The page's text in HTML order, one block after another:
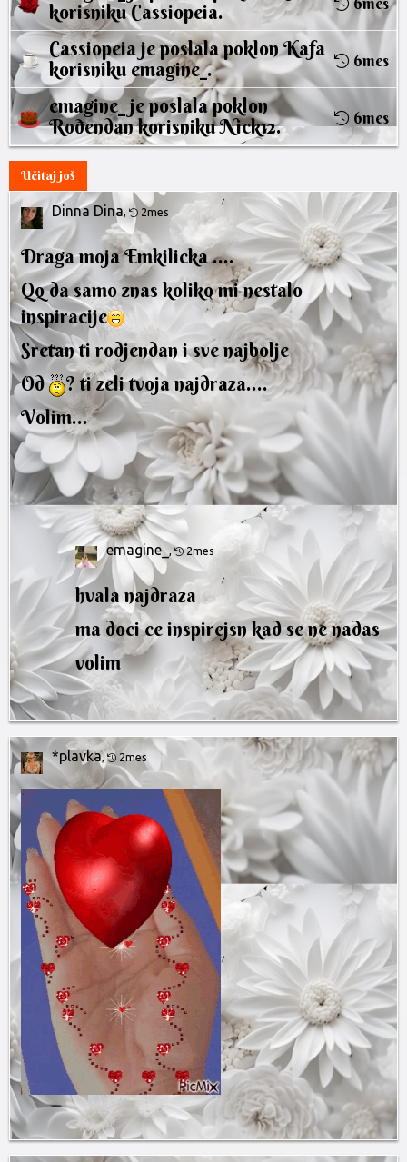
korisnikuCassiopeia.
Cassiopeiaje poslala poklonKafa
korisniku emagine_. 6mes
emagine_je poslala poklon
RođendankorisnikuNick12. 6mes
Učitaj još
Dinna Dina, 2mes
Draga moja Emkilicka ....
Qq da samo znas koliko mi nestalo
inspiracije
Sretan ti rodjendan i sve najbolje
Od
? ti zeli tvoja najdraza....
Volim...
emagine_, 2mes
hvala najdraza
ma doci ce inspirejsn kad se ne nadas
volim
*plavka, 2mes